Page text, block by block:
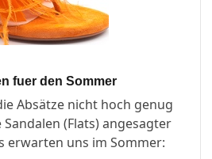
fuer den Sommer
Absätze nicht hoch genug
(Flats) angesagter
erwarten uns im Sommer: